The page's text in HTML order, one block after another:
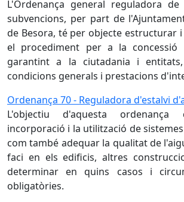
L'Ordenança general reguladora
subvencions, per part de
de Besora, té per objecte estructurar
el procediment per a la concessió
garantint a la ciutadania i
condicions generals i prestacions
Ordenança 70 - Reguladora d'estalvi
L'objectiu d'aquesta
incorporació i la utilització de
com també adequar la qualitat de
faci en els edificis, altres
determinar en quins casos i
obligatòries.